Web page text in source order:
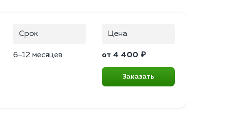
Срок
6–12 месяцев
Цена
от 4 400 ₽
Заказать